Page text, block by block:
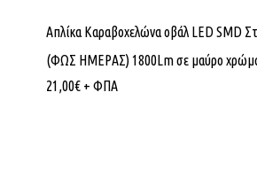
Απλίκα Καραβοχελώνα οβάλ LED SMD
(ΦΩΣ ΗΜΕΡΑΣ) 1800Lm σε μαύρο χρώμα
21,00€ + ΦΠΑ